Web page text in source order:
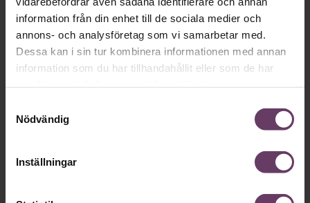
information från din enhet till de sociala medier och
annons- och analysföretag som vi samarbetar med.
Dessa kan i sin tur kombinera informationen med annan
information som du har tillhandahållit eller som de har
Nödvändig
Inställningar
nyhetsbrev!
Våra populära nyhetsbrev samlar varje
vecka det bästa från Chef och
Chefakademin. Ledarskapsnytta och
inspiration för dig som är chef, ledare
och/eller HR. Missa inget – börja
prenumerera idag! Det är helt kostnadsfritt.